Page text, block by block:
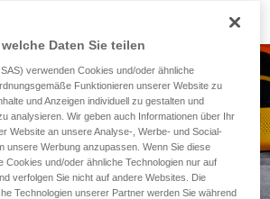
zur
des
Daten Sie teilen
verwenden Cookies und/oder ähnliche
Funktionieren unserer Website zu
und Anzeigen individuell zu gestalten und
analysieren. Wir geben auch Informationen über Ihr
Website an unsere Analyse-, Werbe- und Social-
unsere Werbung anzupassen. Wenn Sie diese
Cookies und/oder ähnliche Technologien nur auf
verfolgen Sie nicht auf andere Websites. Die
Technologien unserer Partner werden Sie während